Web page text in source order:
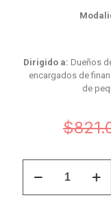
Dirigido a: Dueños
encargados de
de
$
Gestión